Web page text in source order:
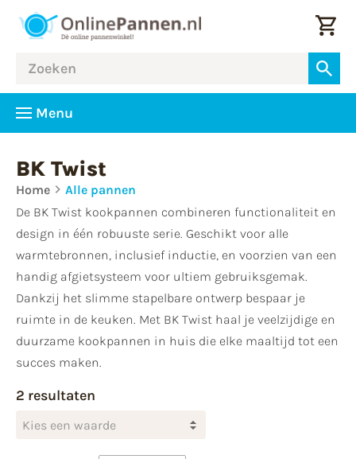
Menu
BK Twist
Home
Alle pannen
De BK Twist kookpannen combineren functionaliteit en
design in één robuuste serie. Geschikt voor alle
warmtebronnen, inclusief inductie, en voorzien van een
handig afgietsysteem voor ultiem gebruiksgemak.
Dankzij het slimme stapelbare ontwerp bespaar je
ruimte in de keuken. Met BK Twist haal je veelzijdige en
duurzame kookpannen in huis die elke maaltijd tot een
succes maken.
2 resultaten
Kies een waarde